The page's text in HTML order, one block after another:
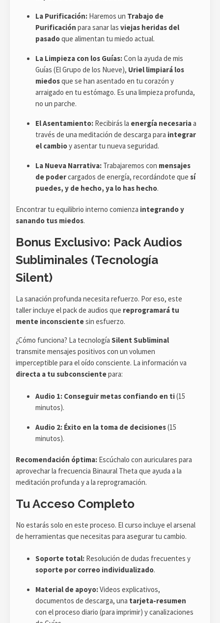
La Purificación: Haremos un Trabajo de
Purificación para sanar las viejas heridas del
pasadoque alimentan tu miedo actual.
La Limpieza con los Guías:Con la ayuda de mis
Guías (El Grupo de los Nueve), Uriel limpiará los
miedosque se han asentado en tu corazón y
arraigado en tu estómago. Es una limpieza profunda,
no un parche.
El Asentamiento: Recibirás la energía necesariaa
través de una meditación de descarga para integrar
el cambioy asentar tu nueva seguridad.
La Nueva Narrativa: Trabajaremos con mensajes
de podercargados de energía, recordándote que sí
puedes, y de hecho, ya lo has hecho.
Encontrar tu equilibrio interno comienza integrando y
sanando tus miedos.
Bonus Exclusivo: Pack Audios
Subliminales (Tecnología
Silent)
La sanación profunda necesita refuerzo. Por eso, este
taller incluye el pack de audios que reprogramará tu
mente inconscientesin esfuerzo.
¿Cómo funciona? La tecnología Silent Subliminal
transmite mensajes positivos con un volumen
imperceptible para el oído consciente. La información va
directa a tu subconscientepara:
Audio 1: Conseguir metas confiando en ti(15
minutos).
Audio 2: Éxito en la toma de decisiones(15
minutos).
Recomendación óptima: Escúchalo con auriculares para
aprovechar la frecuencia Binaural Theta que ayuda a la
meditación profunda y a la reprogramación.
Tu Acceso Completo
No estarás solo en este proceso. El curso incluye el arsenal
de herramientas que necesitas para asegurar tu cambio.
Soporte total: Resolución de dudas frecuentes y
soporte por correo individualizado.
Material de apoyo:Videos explicativos,
documentos de descarga, una tarjeta-resumen
con el proceso diario (para imprimir) y canalizaciones